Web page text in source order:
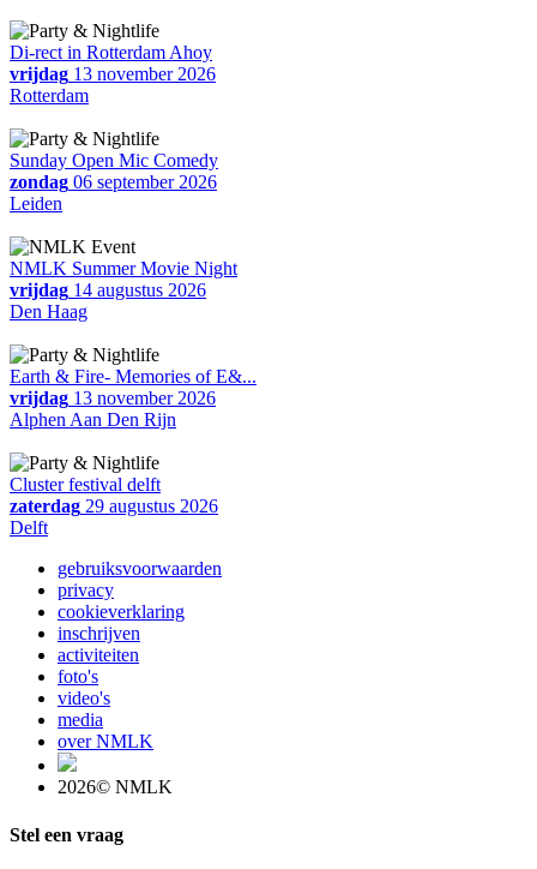
Di-rect in Rotterdam Ahoy
vrijdag 13 november 2026
Rotterdam
Sunday Open Mic Comedy
zondag 06 september 2026
Leiden
NMLK Summer Movie Night
vrijdag 14 augustus 2026
Den Haag
Earth & Fire- Memories of E&...
vrijdag 13 november 2026
Alphen Aan Den Rijn
Cluster festival delft
zaterdag 29 augustus 2026
Delft
gebruiksvoorwaarden
privacy
cookieverklaring
inschrijven
activiteiten
foto's
video's
media
over NMLK
2026© NMLK
Stel een vraag